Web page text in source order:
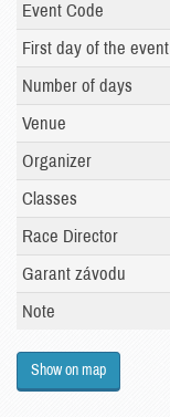
Event Code
First day of the event
Number of days
Venue
Organizer
Classes
Race Director
Garant závodu
Note
Show on map